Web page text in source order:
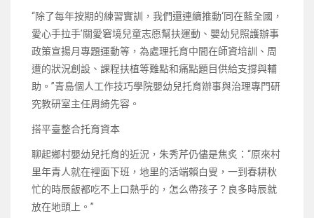
“除了每年按期的練習實訓，我們還連續推動‘同在藍全國，
愛心手拉手’關愛窘境兒童志愿幫扶運動、嬰幼兒照護辦事
政策宣揚月專題運動等，為處理托育中間在師資培訓、周
遭的狀況創設、課程扶植等難點和痛點題目供給支撐與輔
助。”青島個人工作技巧學院嬰幼兒托育辦事與治理專門研
究教研室主任周綺先容。
搭平臺整合托育資本
聊起鄉村嬰幼兒托育的近況，朱秀芹仍儘是焦炙：“原來村
里年青人就在裡面下班，地里的活端賴白叟，一到春耕秋
忙的時辰飯都吃不上口熱乎的，怎么帶孩子？良多時辰就
放在地頭上。”